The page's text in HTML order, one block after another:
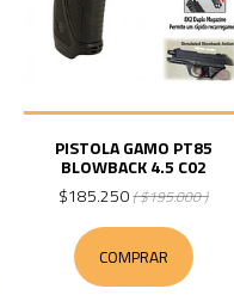
PISTOLA GAMO PT85
BLOWBACK 4.5 C02
$185.250( $195.000 )
COMPRAR